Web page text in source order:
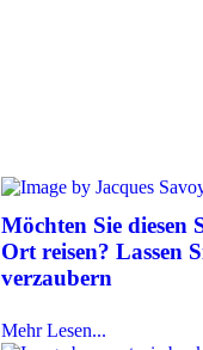
Möchten Sie diesen
Ort reisen? Lassen
verzaubern
Mehr Lesen...